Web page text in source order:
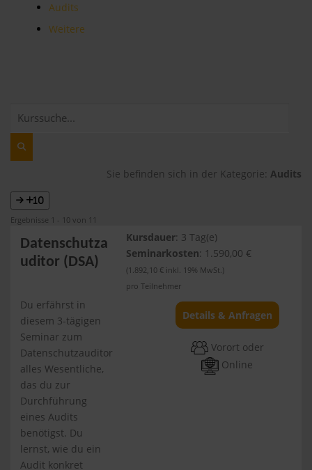
Audits
Weitere
Sie befinden sich in der Kategorie: Audits
+10
Ergebnisse 1 - 10 von 11
Datenschutza
uditor (DSA)
Du erfährst in
diesem 3-tägigen
Seminar zum
Datenschutzauditor
alles Wesentliche,
das du zur
Durchführung
eines Audits
benötigst. Du
lernst, wie du ein
Audit konkret
Kursdauer: 3 Tag(e)
Seminarkosten: 1.590,00 €
(1.892,10 € inkl. 19% MwSt.)
pro Teilnehmer
Details & Anfragen
Vorort oder
Online